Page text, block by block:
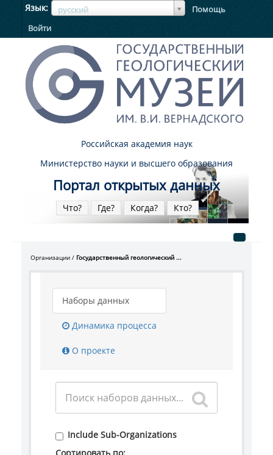
Язык русский
ЯзыкЯзык
Помощь
Войти
Российская академия наук
Министерство науки и высшего образования
Портал открытых данных
Что? Где? Когда? Кто?
Организации Государственный геологический ...
Наборы данных
Динамика процесса
О проекте
Include Sub-Organizations